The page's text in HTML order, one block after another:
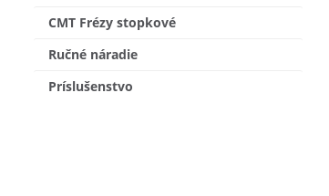
CMT Frézy stopkové
Ručné náradie
Príslušenstvo